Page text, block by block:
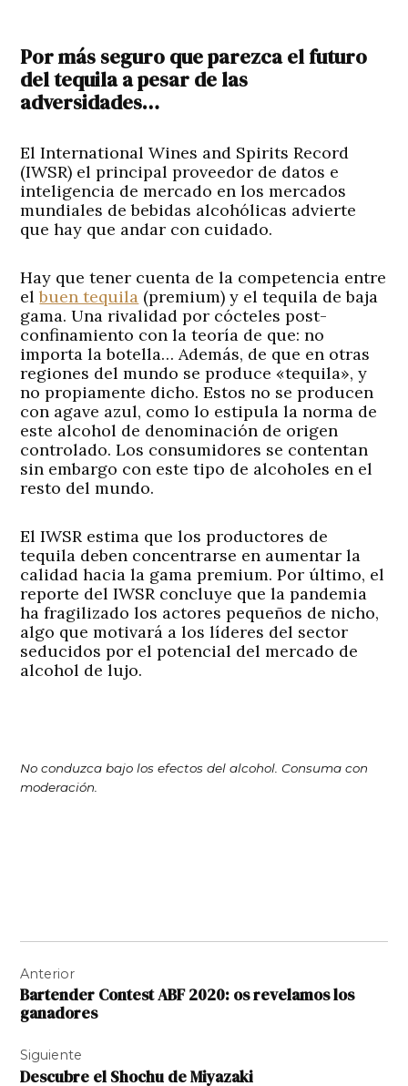
Por más seguro que parezca el futuro
del tequila a pesar de las
adversidades…
El International Wines and Spirits Record
(IWSR) el principal proveedor de datos e
inteligencia de mercado en los mercados
mundiales de bebidas alcohólicas advierte
que hay que andar con cuidado.
Hay que tener cuenta de la competencia entre
elbuen tequila (premium) y el tequila de baja
gama. Una rivalidad por cócteles post-
confinamiento con la teoría de que: no
importa la botella… Además, de que en otras
regiones del mundo se produce «tequila», y
no propiamente dicho. Estos no se producen
con agave azul, como lo estipula la norma de
este alcohol de denominación de origen
controlado. Los consumidores se contentan
sin embargo con este tipo de alcoholes en el
resto del mundo.
El IWSR estima que los productores de
tequila deben concentrarse en aumentar la
calidad hacia la gama premium. Por último, el
reporte del IWSR concluye que la pandemia
ha fragilizado los actores pequeños de nicho,
algo que motivará a los líderes del sector
seducidos por el potencial del mercado de
alcohol de lujo.
No conduzca bajo los efectos del alcohol. Consuma con
moderación.
de
entradas
Anterior
Bartender Contest ABF 2020: os revelamos los
ganadores
Siguiente
Descubre el Shochu de Miyazaki